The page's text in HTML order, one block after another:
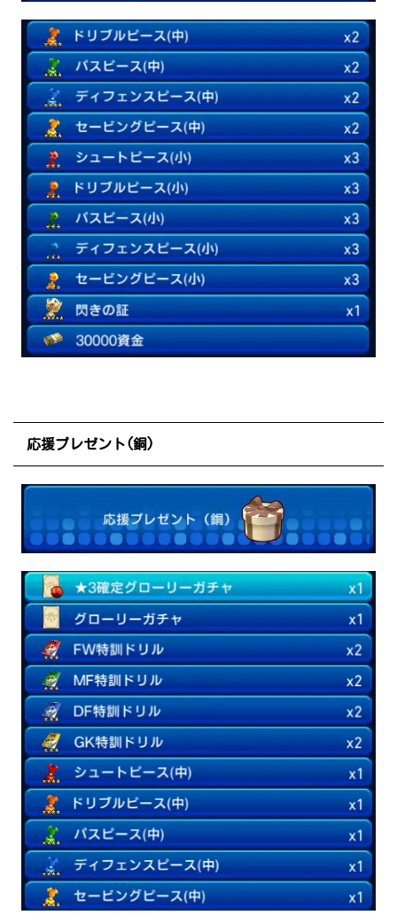
応援プレゼント(銅)